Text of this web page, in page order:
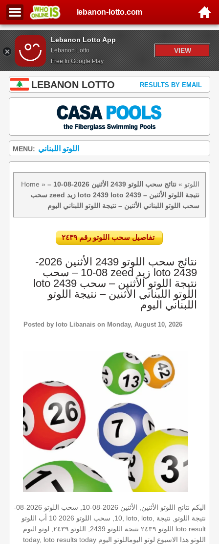
Lebanon Lotto App
Lebanon Lotto
Free In Google Play
VIEW
lebanon-lotto.com
LEBANON LOTTO RESULTS BY EMAIL
MENU: اللوتو اللبناني
Home » اللوتو »
نتائج سحب اللوتو 2439 الأثنين 2026-08-10 –
سحب zeed زيد loto 2439 loto 2439 نتيجة اللوتو الأثنين –
سحب اللوتو اللبناني الأثنين – نتيجة اللوتو اللبناني اليوم
تفاصيل سحب اللوتو رقم ٢٤٣٩
نتائج سحب اللوتو 2439 الأثنين 2026-
08-10 – سحب zeed زيد loto 2439
loto 2439 نتيجة اللوتو الأثنين – سحب
اللوتو اللبناني الأثنين – نتيجة اللوتو
اللبناني اليوم
Posted by loto Libanaison Monday, August 10, 2026
اليكم نتائج اللوتو الأثنين, الأثنين 2026-08-10, سحب اللوتو 2026-08-
10, سحب اللوتو 2026 10 أب اللوتو, loto, loto, نتيجة اللوتو, نتيجة
اللوتو ٢٤٣٩ نتيجة اللوتو 2439, اللوتو ٢٤٣٩, لوتو اليوم loto result
today, loto results today اللوتو هذا الاسبوع لوتو اليوماللوتو اليوم